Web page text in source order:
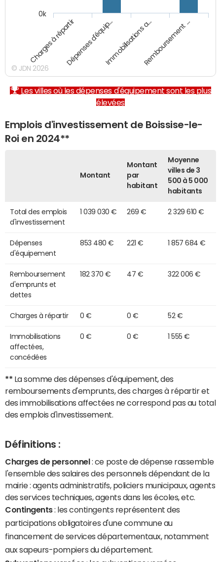
Charges à répartirDépenses d'équip…Immobilisations a…Remboursement …
0k
© JDN 2026
Les villes où les dépenses d'équipement sont les plus
élevées
Emplois d'investissement de Boissise-le-
Roi en 2024**
Montant
Montant
par
habitant
Moyenne
villes de 3
500 à 5 000
habitants
Total des emplois
d'investissement
1 039 030 € 269 € 2 329 610 €
Dépenses
d'équipement
853 480 € 221 € 1 857 684 €
Remboursement
d'emprunts et
dettes
182 370 € 47 € 322 006 €
Charges à répartir 0 € 0 € 52 €
Immobilisations
affectées,
concédées
0 € 0 € 1 555 €
** La somme des dépenses d'équipement, des
remboursements d'emprunts, des charges à répartir et
des immobilisations affectées ne correspond pas au total
des emplois d'investissement.
Définitions :
Charges de personnel : ce poste de dépense rassemble
l'ensemble des salaires des personnels dépendant de la
mairie : agents administratifs, policiers municipaux, agents
des services techniques, agents dans les écoles, etc.
Contingents: les contingents représentent des
participations obligatoires d'une commune au
financement de services départementaux, notamment
aux sapeurs-pompiers du département.